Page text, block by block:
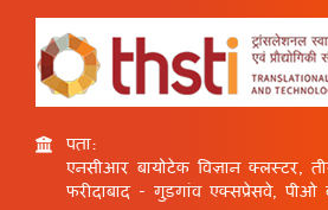
पता:
एनसीआर बायोटेक विज्ञान क्लस्टर,
फरीदाबाद - गुड़गांव एक्सप्रेसवे,